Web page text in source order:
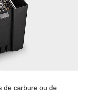
de carbure ou de